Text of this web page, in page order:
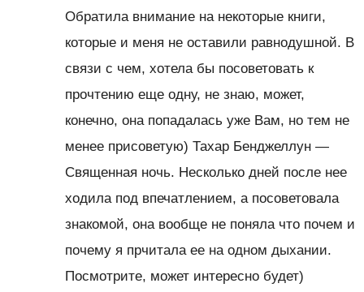
Обратила внимание на некоторые книги,
которые и меня не оставили равнодушной. В
связи с чем, хотела бы посоветовать к
прочтению еще одну, не знаю, может,
конечно, она попадалась уже Вам, но тем не
менее присоветую) Тахар Бенджеллун —
Священная ночь. Несколько дней после нее
ходила под впечатлением, а посоветовала
знакомой, она вообще не поняла что почем и
почему я прчитала ее на одном дыхании.
Посмотрите, может интересно будет)